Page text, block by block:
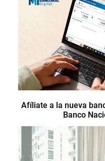
Afíliate a la nueva
Banco